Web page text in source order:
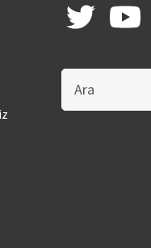
Bu
sitede
ara